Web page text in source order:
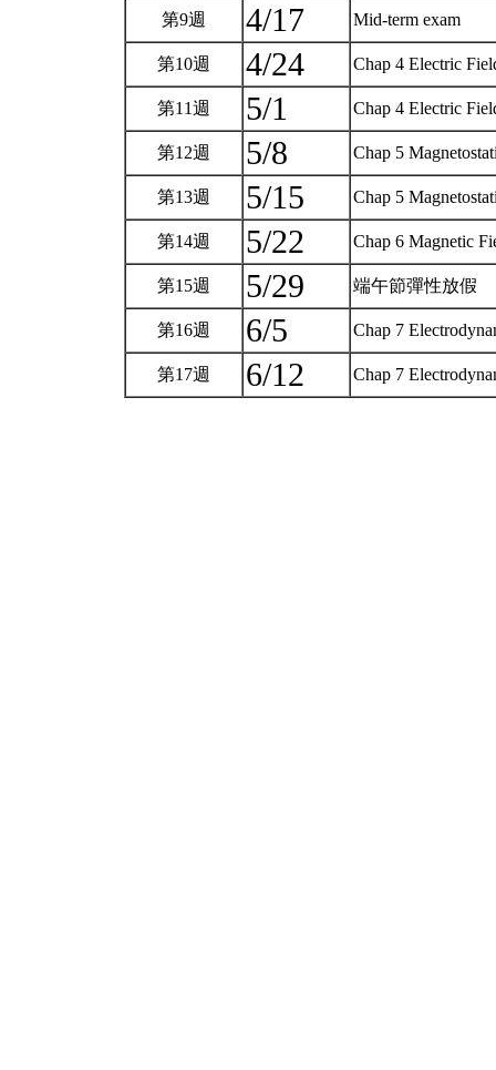
第9週 4/17 Mid-term exam
第10週 4/24 Chap 4 Electric
第11週 5/1 Chap 4 Electric
第12週 5/8 Chap 5
第13週 5/15 Chap 5
第14週 5/22 Chap 6 Magnetic
第15週 5/29 端午節彈性放假
第16週 6/5 Chap 7
第17週 6/12 Chap 7